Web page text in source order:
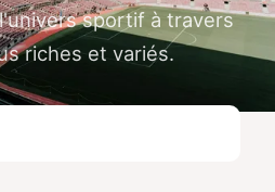
sportif à travers
riches et variés.